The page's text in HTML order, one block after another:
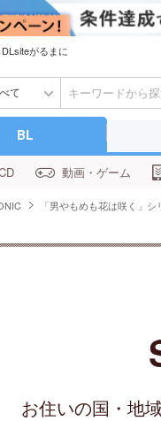
がるまに
て
BL
動画・ゲーム
「男やもめも花は咲く」シ
お住いの国・地